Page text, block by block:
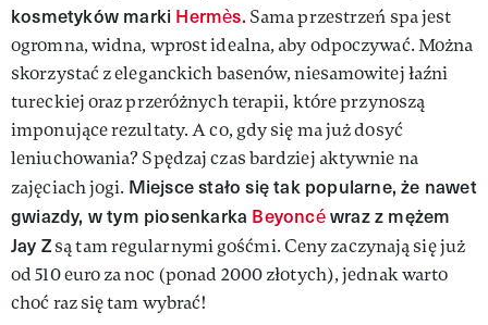
kosmetyków marki Hermès. Sama przestrzeń spa jest
ogromna, widna, wprost idealna, aby odpoczywać. Można
skorzystać z eleganckich basenów, niesamowitej łaźni
tureckiej oraz przeróżnych terapii, które przynoszą
imponujące rezultaty. A co, gdy się ma już dosyć
leniuchowania? Spędzaj czas bardziej aktywnie na
zajęciach jogi. Miejsce stało się tak popularne, że nawet
gwiazdy, w tym piosenkarka Beyoncéwraz z mężem
Jay Zsą tam regularnymi gośćmi. Ceny zaczynają się już
od 510 euro za noc (ponad 2000 złotych), jednak warto
choć raz się tam wybrać!